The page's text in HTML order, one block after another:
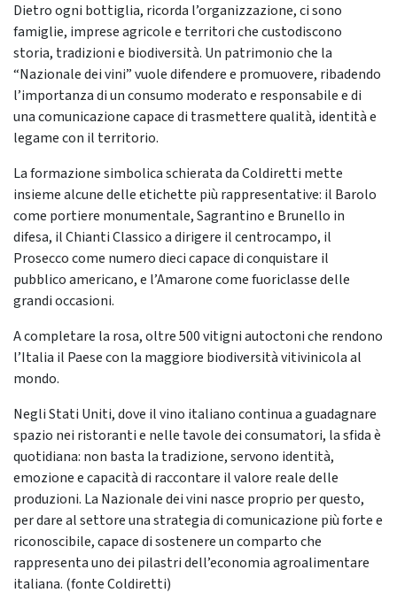
Dietro ogni bottiglia, ricorda l’organizzazione, ci sono
famiglie, imprese agricole e territori che custodiscono
storia, tradizioni e biodiversità. Un patrimonio che la
“Nazionale dei vini” vuole difendere e promuovere, ribadendo
l’importanza di un consumo moderato e responsabile e di
una comunicazione capace di trasmettere qualità, identità e
legame con il territorio.
La formazione simbolica schierata da Coldiretti mette
insieme alcune delle etichette più rappresentative: il Barolo
come portiere monumentale, Sagrantino e Brunello in
difesa, il Chianti Classico a dirigere il centrocampo, il
Prosecco come numero dieci capace di conquistare il
pubblico americano, e l’Amarone come fuoriclasse delle
grandi occasioni.
A completare la rosa, oltre 500 vitigni autoctoni che rendono
l’Italia il Paese con la maggiore biodiversità vitivinicola al
mondo.
Negli Stati Uniti, dove il vino italiano continua a guadagnare
spazio nei ristoranti e nelle tavole dei consumatori, la sfida è
quotidiana: non basta la tradizione, servono identità,
emozione e capacità di raccontare il valore reale delle
produzioni. La Nazionale dei vini nasce proprio per questo,
per dare al settore una strategia di comunicazione più forte e
riconoscibile, capace di sostenere un comparto che
rappresenta uno dei pilastri dell’economia agroalimentare
italiana. (fonte Coldiretti)